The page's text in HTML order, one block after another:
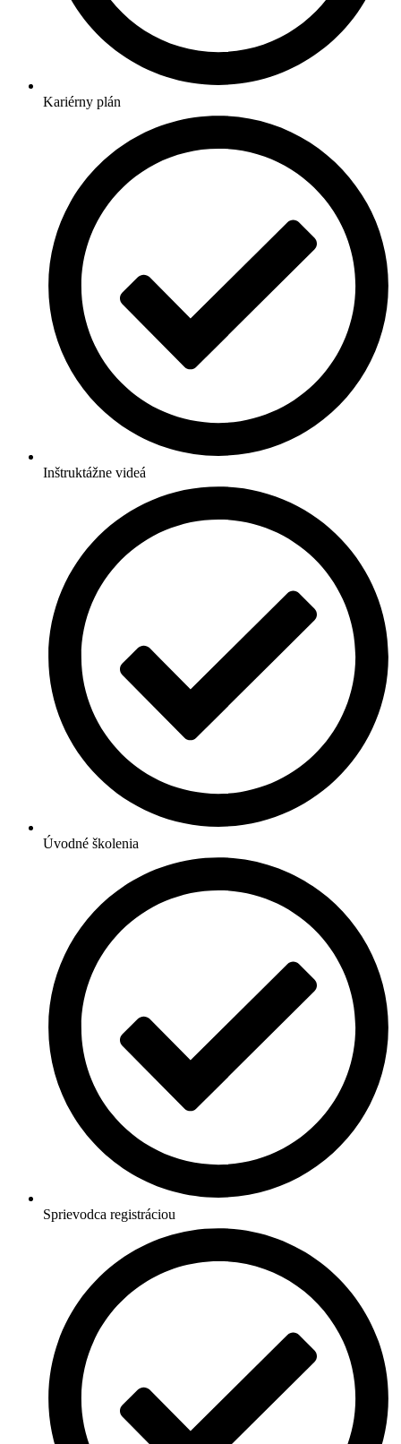
Kariérny plán
Inštruktážne videá
Úvodné školenia
Sprievodca registráciou